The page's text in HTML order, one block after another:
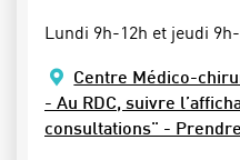
Lundi 9h-12h et jeudi
Centre Médico-
- Au RDC, suivre
consultations" -